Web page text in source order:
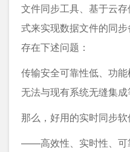
⽂件同步⼯具、基于云
式来实现数据⽂件的同
存在下述问题：
传输安全可靠性低、功能
⽆法与现有系统无缝集成
那么，好用的实时同步
——高效性、实时性、可